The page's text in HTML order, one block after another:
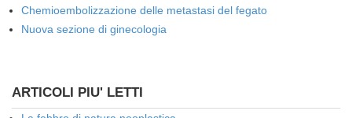
Chemioembolizzazione delle metastasi del fegato
Nuova sezione di ginecologia
ARTICOLI PIU' LETTI